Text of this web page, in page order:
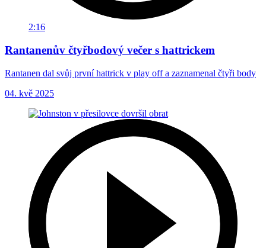
2:16
Rantanenův čtyřbodový večer s hattrickem
Rantanen dal svůj první hattrick v play off a zaznamenal čtyři body
04. kvě 2025